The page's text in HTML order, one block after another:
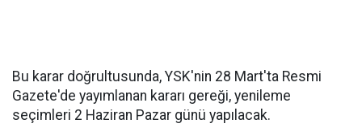
Bu karar doğrultusunda, YSK'nin 28 Mart'ta Resmi
Gazete'de yayımlanan kararı gereği, yenileme
seçimleri 2 Haziran Pazar günü yapılacak.